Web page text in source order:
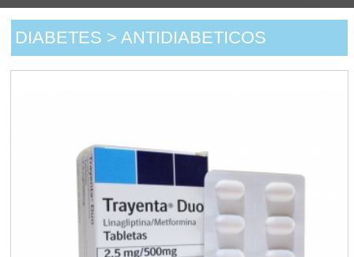
DIABETES > ANTIDIABETICOS